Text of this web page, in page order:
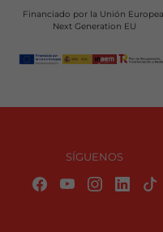
Financiado por la Unión
Next Generation EU
SÍGUENOS